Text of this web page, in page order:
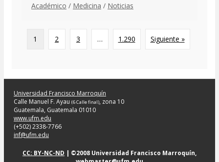
Académico / Medicina / Noticias
1 2 3 … 1.290 Siguiente »
Universidad Francisco Marroquín
Calle Manuel F. Ayau (6 Calle final), zona 10
Guatemala, Guatemala 01010
www.ufm.edu
(+502) 2338-7766
inf@ufm.edu
CC: BY-NC-ND | ©2008 Universidad Francisco Marroquín,